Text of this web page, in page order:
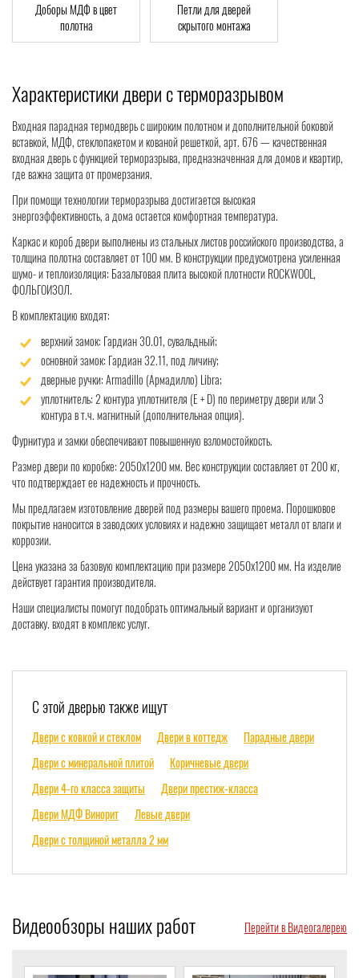
Доборы МДФ в цвет
полотна
Петли для дверей
скрытого монтажа
Характеристики двери с терморазрывом
Входная парадная термодверь с широким полотном и дополнительной боковой
вставкой, МДФ, стеклопакетом и кованой решеткой, арт. 676 — качественная
входная дверь с функцией терморазрыва, предназначенная для домов и квартир,
где важна защита от промерзания.
При помощи технологии терморазрыва достигается высокая
энергоэффективность, а дома остается комфортная температура.
Каркас и короб двери выполнены из стальных листов российского производства, а
толщина полотна составляет от 100 мм. В конструкции предусмотрена усиленная
шумо- и теплоизоляция: Базальтовая плита высокой плотности ROCKWOOL,
ФОЛЬГОИЗОЛ.
В комплектацию входят:
верхний замок: Гардиан 30.01, сувальдный;
основной замок: Гардиан 32.11, под личину;
дверные ручки: Armadillo (Армадилло) Libra;
уплотнитель: 2 контура уплотнителя (Е + D) по периметру двери или 3
контура в т.ч. магнитный (дополнительная опция).
Фурнитура и замки обеспечивают повышенную взломостойкость.
Размер двери по коробке: 2050х1200 мм. Вес конструкции составляет от 200 кг,
что подтверждает ее надежность и прочность.
Мы предлагаем изготовление дверей под размеры вашего проема. Порошковое
покрытие наносится в заводских условиях и надежно защищает металл от влаги и
коррозии.
Цена указана за базовую комплектацию при размере 2050х1200 мм. На изделие
действует гарантия производителя.
Наши специалисты помогут подобрать оптимальный вариант и организуют
доставку. входят в комплекс услуг.
С этой дверью также ищут
Двери с ковкой и стеклом Двери в коттедж
Парадные двери
Двери с минеральной плитой
Коричневые двери
Двери 4-го класса защиты
Двери престиж-класса
Двери МДФ Винорит
Левые двери
Двери с толщиной металла 2 мм
Видеообзоры наших работ Перейти в Видеогалерею